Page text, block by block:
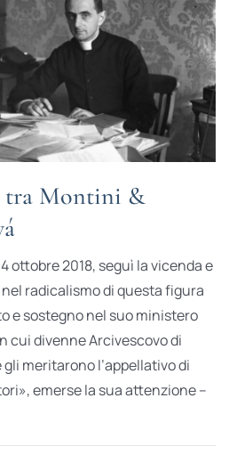
tra Montini &
ottobre 2018, seguì la vicenda e
nel radicalismo di questa figura
e sostegno nel suo ministero
cui divenne Arcivescovo di
meritarono l’appellativo di
emerse la sua attenzione –